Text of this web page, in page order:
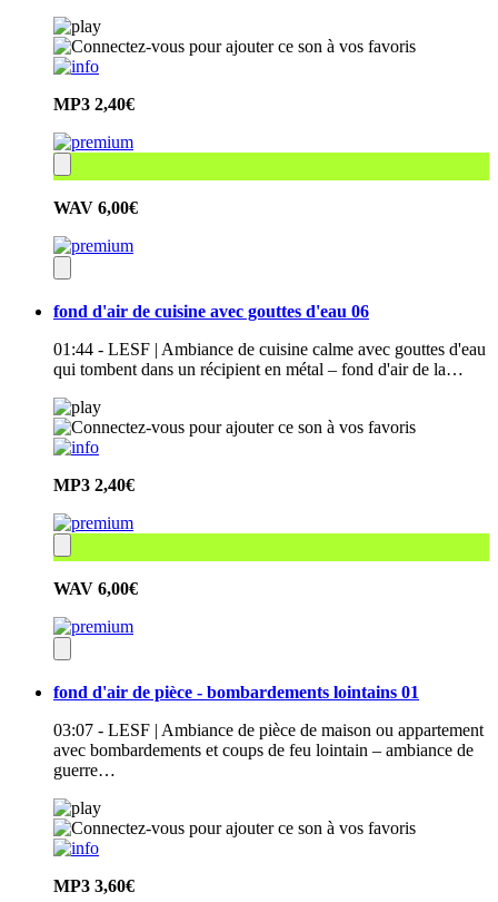
MP3 2,40€
WAV 6,00€
fond d'air de cuisine avec gouttes d'eau 06
01:44 - LESF | Ambiance de cuisine calme avec gouttes d'eau
qui tombent dans un récipient en métal – fond d'air de la…
MP3 2,40€
WAV 6,00€
fond d'air de pièce - bombardements lointains 01
03:07 - LESF | Ambiance de pièce de maison ou appartement
avec bombardements et coups de feu lointain – ambiance de
guerre…
MP3 3,60€